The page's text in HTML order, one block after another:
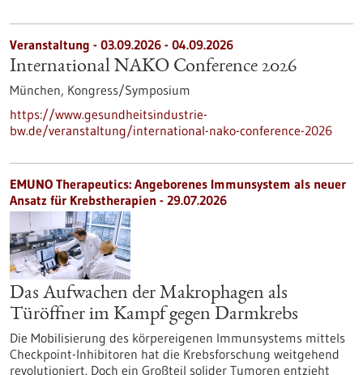
Veranstaltung - 03.09.2026 - 04.09.2026
International NAKO Conference 2026
München, Kongress/Symposium
https://www.gesundheitsindustrie-
bw.de/veranstaltung/international-nako-conference-2026
EMUNO Therapeutics: Angeborenes Immunsystem als neuer
Ansatz für Krebstherapien - 29.07.2026
Das Aufwachen der Makrophagen als
Türöffner im Kampf gegen Darmkrebs
Die Mobilisierung des körpereigenen Immunsystems mittels
Checkpoint-Inhibitoren hat die Krebsforschung weitgehend
revolutioniert. Doch ein Großteil solider Tumoren entzieht